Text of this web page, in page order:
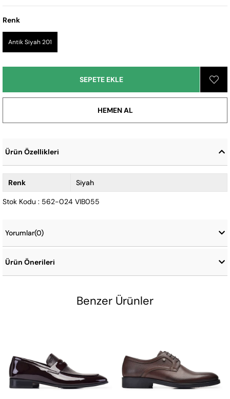
Renk
Antik Siyah 201
Ürün Özellikleri
Renk Siyah
Stok Kodu : 562-024 VIB055
Yorumlar(0)
Ürün Önerileri
Benzer Ürünler